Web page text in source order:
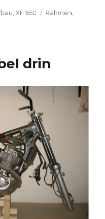
,XF 650 Schlagwörter
Rahmen
drin